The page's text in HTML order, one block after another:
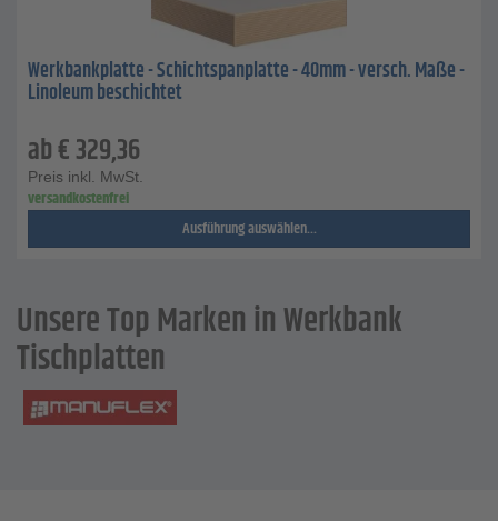
Werkbankplatte - Schichtspanplatte - 40mm - versch. Maße -
Linoleum beschichtet
ab€329,36
Preis inkl. MwSt.
versandkostenfrei
Ausführung auswählen...
Unsere Top Marken in Werkbank
Tischplatten